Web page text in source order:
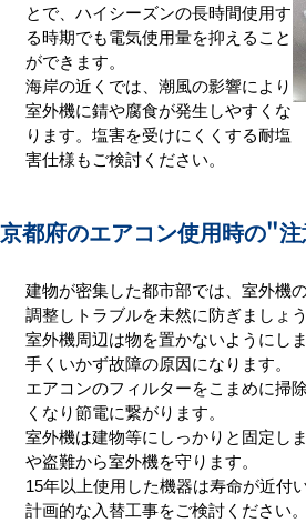
とで、ハイシーズンの長時間使用す
る時期でも電気使用量を抑えること
ができます。
海岸の近くでは、潮風の影響により
室外機に錆や腐食が発生しやすくな
ります。塩害を受けにくくする耐塩
害仕様もご検討ください。
京都府のエアコン使用時の"
建物が密集した都市部では、室外機
調整しトラブルを未然に防ぎましょう
室外機周辺は物を置かないようにし
手くいかず故障の原因になります。
エアコンのフィルターをこまめに掃
くなり節電に繋がります。
室外機は建物等にしっかりと固定し
や盗難から室外機を守ります。
15年以上使用した機器は寿命が近付
計画的な入替工事をご検討ください。